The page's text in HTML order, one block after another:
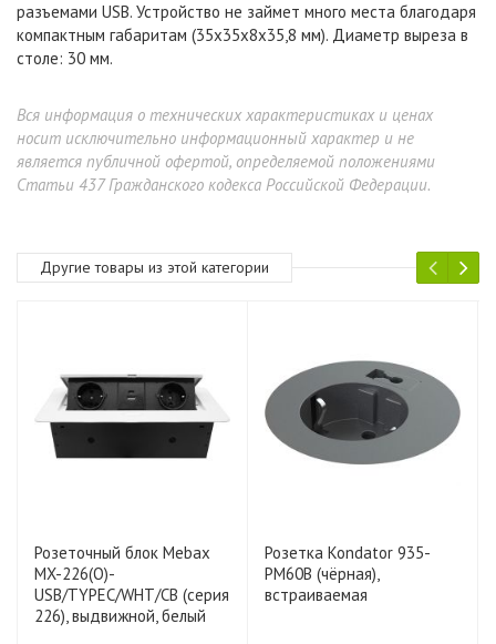
разъемами USB. Устройство не займет много места благодаря
компактным габаритам (35х35х8х35,8 мм). Диаметр выреза в
столе: 30 мм.
Вся информация о технических характеристиках и ценах
носит исключительно информационный характер и не
является публичной офертой, определяемой положениями
Статьи 437 Гражданского кодекса Российской Федерации.
Другие товары из этой категории
Розеточный блок Mebax
MX-226(O)-
USB/TYPEC/WHT/CB (серия
226), выдвижной, белый
Розетка Kondator 935-
PM60B (чёрная),
встраиваемая